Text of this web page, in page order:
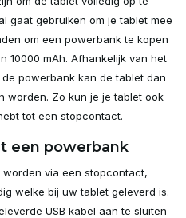
gaat gebruiken om je tablet mee
om een powerbank te kopen
10000 mAh. Afhankelijk van het
powerbank kan de tablet dan
worden. Zo kun je je tablet ook
tot een stopcontact.
een powerbank
via een stopcontact,
welke bij uw tablet geleverd is.
USB kabel aan te sluiten